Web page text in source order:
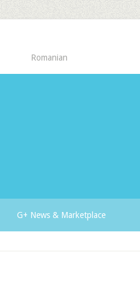
Romanian
G+ News & Marketplace